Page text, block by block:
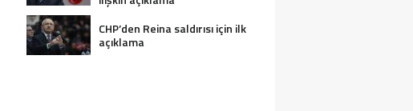
CHP’den Reina saldırısı için ilk
açıklama